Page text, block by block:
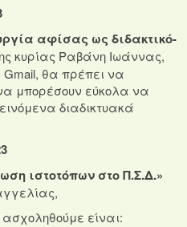
αφίσας ως διδακτικό-
κυρίας Ραβάνη Ιωάννας,
Gmail, θα πρέπει να
μπορέσουν εύκολα να
διαδικτυακά
ιστοτόπων στο Π.Σ.Δ.»
είναι: